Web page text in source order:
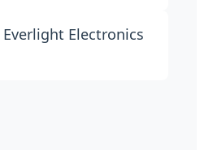
Everlight Electronics